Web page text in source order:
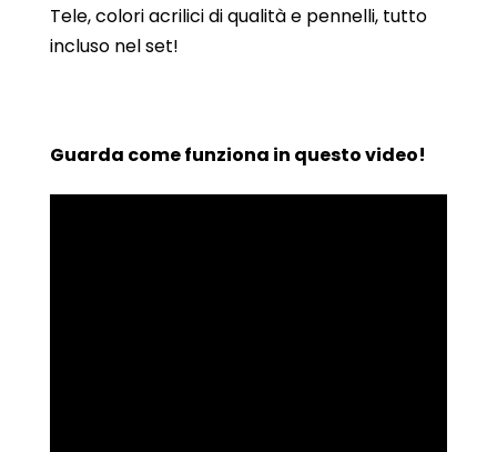
Tele, colori acrilici di qualità e pennelli, tutto
incluso nel set!
Guarda come funziona in questo video!